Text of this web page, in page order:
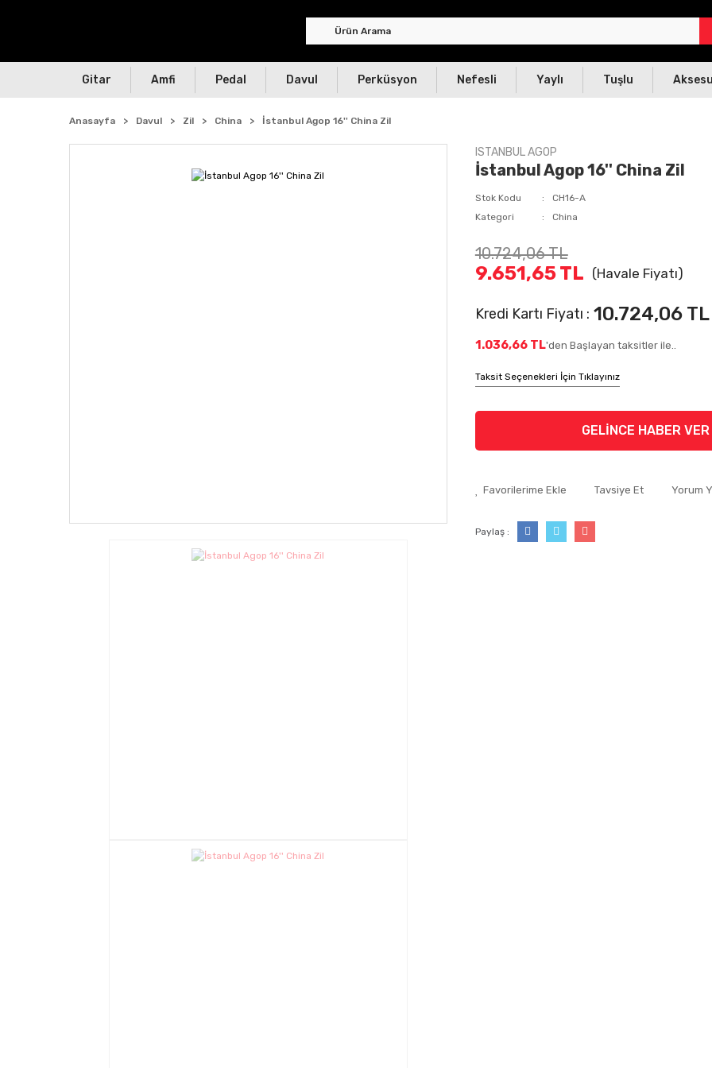
Gitar Amfi Pedal Davul Perküsyon Nefesli Yaylı Tuşlu
Anasayfa Davul Zil China İstanbul Agop 16'' China Zil
ISTANBUL AGOP
İstanbul Agop 16'' China Zil
Stok Kodu
CH16-A
Kategori
China
10.724,06 TL
9.651,65 TL (Havale Fiyatı)
Kredi Kartı Fiyatı : 10.724,06 TL
1.036,66 TL'den Başlayan taksitler ile..
Taksit Seçenekleri İçin Tıklayınız
GELİNCE HABER VER
Tavsiye Et Yorum
Paylaş :